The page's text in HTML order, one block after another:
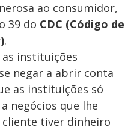
ao consumidor,
39 do CDC (Código de
.
instituições
negar a abrir conta
as instituições só
negócios que lhe
cliente tiver dinheiro